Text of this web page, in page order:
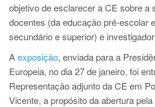
objetivo de esclarecer a CE sobre a
docentes (da educação pré-escolar
secundário e superior) e
Aexposição, enviada para a
Europeia, no dia 27 de janeiro, foi
Representação adjunto da CE em
Vicente, a propósito da abertura